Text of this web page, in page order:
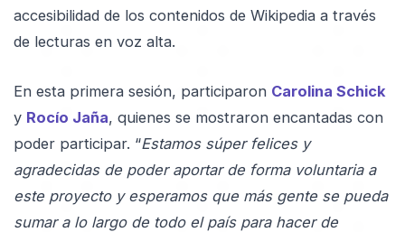
accesibilidad de los contenidos de Wikipedia a través
de lecturas en voz alta.
En esta primera sesión, participaron Carolina Schick
y Rocío Jaña, quienes se mostraron encantadas con
poder participar. “Estamos súper felices y
agradecidas de poder aportar de forma voluntaria a
este proyecto y esperamos que más gente se pueda
sumar a lo largo de todo el país para hacer de